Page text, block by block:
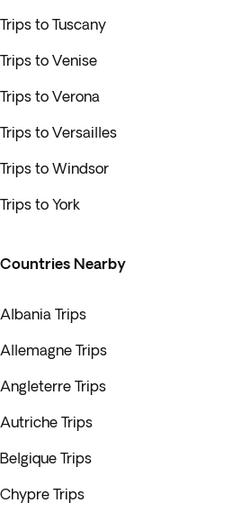
Trips to Tuscany
Trips to Venise
Trips to Verona
Trips to Versailles
Trips to Windsor
Trips to York
Countries Nearby
Albania Trips
Allemagne Trips
Angleterre Trips
Autriche Trips
Belgique Trips
Chypre Trips